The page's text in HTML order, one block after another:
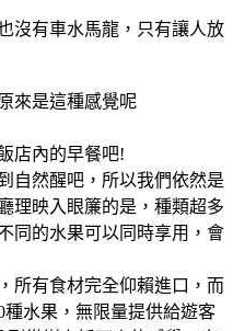
沒有車水馬龍，只有讓人放
來是這種感覺呢
店內的早餐吧!
自然醒吧，所以我們依然是
理映入眼簾的是，種類超多
同的水果可以同時享用，會
所有食材完全仰賴進口，而
水果，無限量提供給遊客